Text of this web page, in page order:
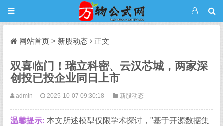
网站首页 > 新股动态 正文
双喜临门！瑞立科密、云汉芯城，两家深
创投已投企业同日上市
admin 2025-10-07 09:30:18 新股动态
温馨提示: 本文所述模型仅限学术探讨，"基于开源数据集